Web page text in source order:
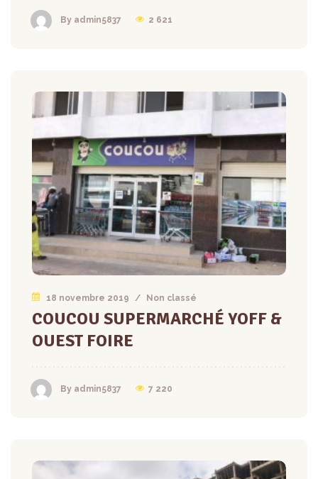
By admin5837 2 621
18 novembre 2019 / Non classé
COUCOU SUPERMARCHÉ YOFF &
OUEST FOIRE
By admin5837 7 220